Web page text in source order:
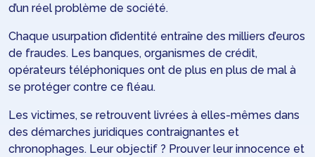
d’un réel problème de société.
Chaque usurpation d’identité entraîne des milliers d’euros
de fraudes. Les banques, organismes de crédit,
opérateurs téléphoniques ont de plus en plus de mal à
se protéger contre ce fléau.
Les victimes, se retrouvent livrées à elles-mêmes dans
des démarches juridiques contraignantes et
chronophages. Leur objectif ? Prouver leur innocence et